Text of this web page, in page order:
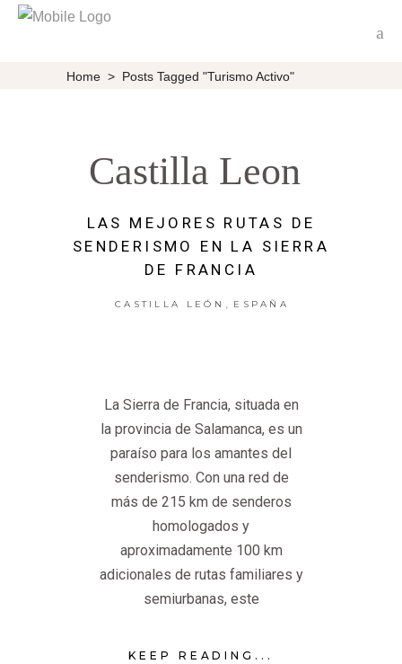
Home > Posts Tagged "turismo Activo"
Castilla Leon
LAS MEJORES RUTAS DE
SENDERISMO EN LA SIERRA
DE FRANCIA
CASTILLA LEÓN , ESPAÑA
La Sierra de Francia, situada en
la provincia de Salamanca, es un
paraíso para los amantes del
senderismo. Con una red de
más de 215 km de senderos
homologados y
aproximadamente 100 km
adicionales de rutas familiares y
semiurbanas, este
KEEP READING...